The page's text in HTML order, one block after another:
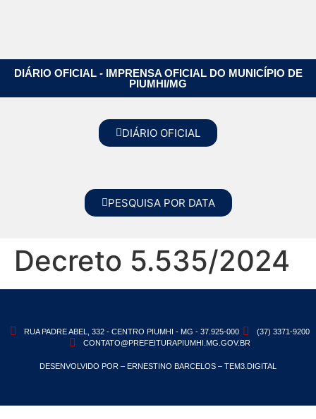
DIÁRIO OFICIAL - IMPRENSA OFICIAL DO MUNICÍPIO DE
PIUMHI/MG
DIÁRIO OFICIAL
PESQUISA POR DATA
Decreto 5.535/2024
RUA PADRE ABEL, 332 - CENTRO PIUMHI - MG - 37.925-000
(37) 3371-9200
CONTATO@PREFEITURAPIUMHI.MG.GOV.BR
DESENVOLVIDO POR – ERNESTINO BARCELOS – TEM3.DIGITAL